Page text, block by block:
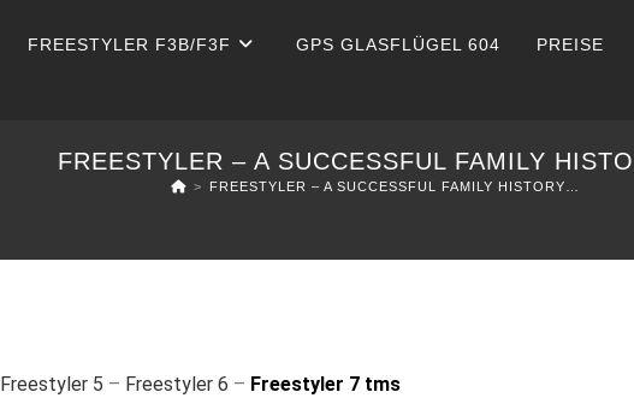
FREESTYLER F3B/F3F GPS GLASFLÜGEL 604 PREISE
FREESTYLER – A SUCCESSFUL FAMILY
> FREESTYLER – A SUCCESSFUL FAMILY HISTORY…
Freestyler 5 – Freestyler 6 – Freestyler 7 tms